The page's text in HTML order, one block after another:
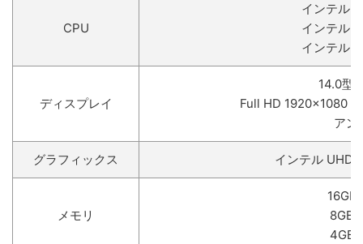
CPU
インテル
インテル
インテル
ディスプレイ
14.0型
Full HD 1920×1080 /
アン
グラフィックス インテル UHD
メモリ